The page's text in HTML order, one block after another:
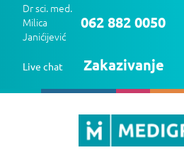
Dr sci. med.
Milica
Janićijević
062 882 0050
Live chat Zakazivanje